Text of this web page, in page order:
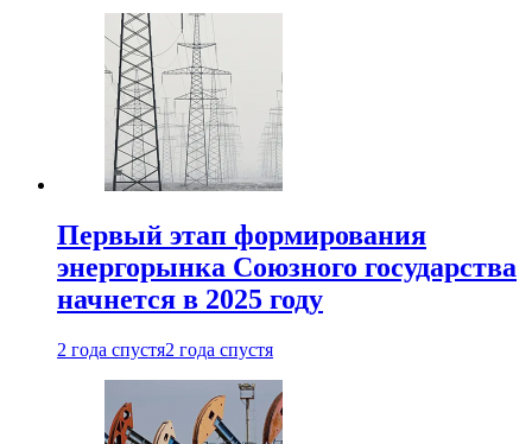
Первый этап формирования
энергорынка Союзного государства
начнется в 2025 году
2 года спустя2 года спустя